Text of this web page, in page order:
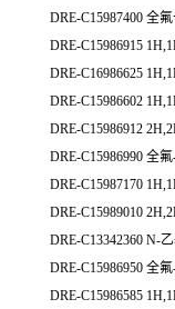
DRE-C15987400 全
DRE-C15986915
DRE-C16986625
DRE-C15986602
DRE-C15986912
DRE-C15986990 全
DRE-C15987170
DRE-C15989010
DRE-C13342360 N-
DRE-C15986950 全
DRE-C15986585